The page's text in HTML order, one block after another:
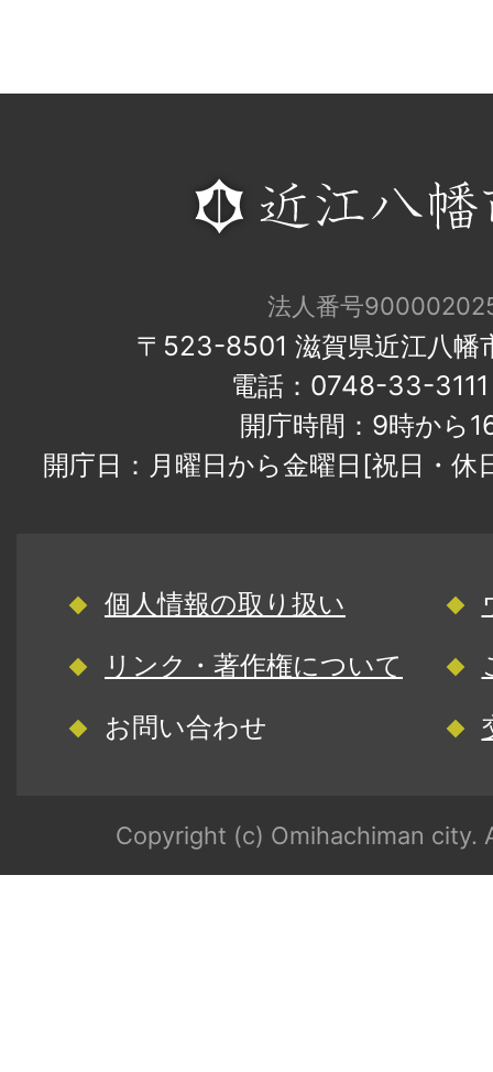
法人番号
〒523-8501 滋賀県近江八幡
電話：0748-33-
開庁時間：9時から
開庁日：月曜日から金曜日[祝日・
個人情報の取り扱い
リンク・著作権について
お問い合わせ
Copyright (c) Omihachiman city.